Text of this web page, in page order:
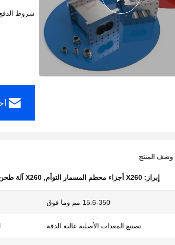
شروط
وصف المنتج
إبراز: X260 أجزاء محطم المسمار التوأم , X260 آلة طحن برميل المسمار
15.6-350 مم وما فوق
تصنيع المعدات الأصلية عالية الدقة